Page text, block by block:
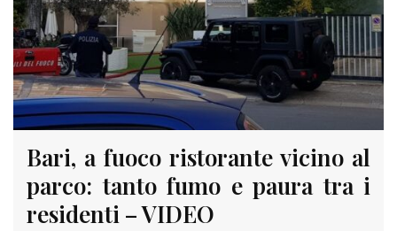
Bari, a fuoco ristorante vicino al
parco: tanto fumo e paura tra i
residenti – VIDEO